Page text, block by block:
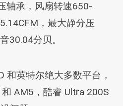
轴承，风扇转速650-
，最大静分压
30.04分贝。
和英特尔绝大多数平台，
AM5，酷睿 Ultra 200S